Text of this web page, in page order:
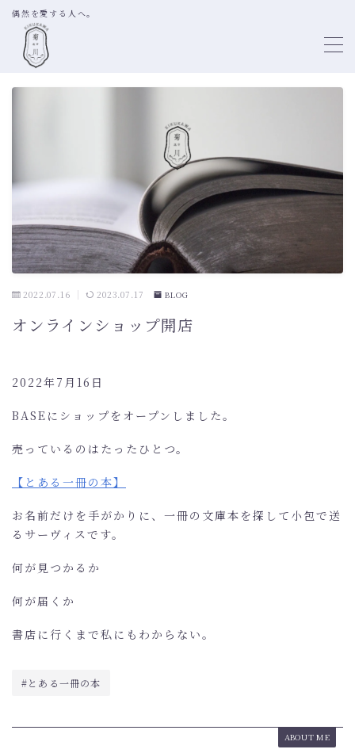
偶然を愛する人へ。
MENU
BOOK SHELF DIRECTION
SELECTION OF BOOKS
LITTLE FREE LIBRARY
WORKS
MEDIA
NEWS
BLOG
2022.07.16 2023.07.17 BLOG
オンラインショップ開店
2022年7月16日
BASEにショップをオープンしました。
売っているのはたったひとつ。
【とある一冊の本】
お名前だけを手がかりに、一冊の文庫本を探して小包で送
るサーヴィスです。
何が見つかるか
何が届くか
書店に行くまで私にもわからない。
#とある一冊の本
ABOUT ME